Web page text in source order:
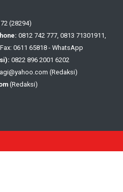
(28294)
0812 742 777, 0813 71301911,
0611 65818 - WhatsApp
0822 896 2001 6202
(Redaksi)
(Redaksi)